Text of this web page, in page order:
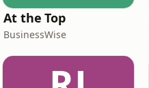
At the Top
BusinessWise